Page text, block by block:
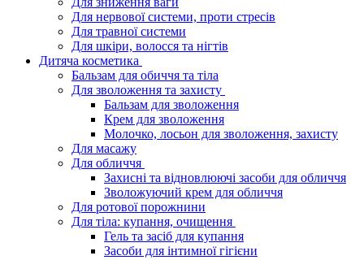
Для нервової системи, проти стресів
Для травної системи
Для шкіри, волосся та нігтів
Дитяча косметика
Бальзам для обиччя та тіла
Для зволоження та захисту
Бальзам для зволоження
Крем для зволоження
Молочко, лосьон для зволоження, захисту
Для масажу
Для обличчя
Захисні та відновлюючі засоби для обличчя
Зволожуючий крем для обличчя
Для ротової порожнини
Для тіла: купання, очищення
Гель та засіб для купання
Засоби для інтимної гігієни